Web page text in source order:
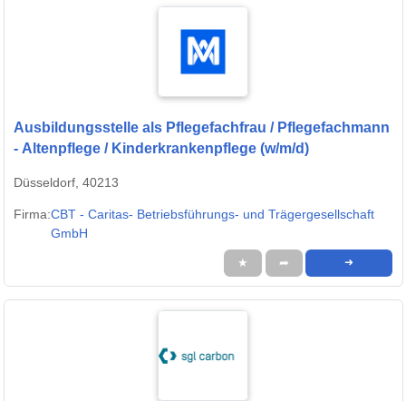
Ausbildungsstelle als Pflegefachfrau / Pflegefachmann
- Altenpflege / Kinderkrankenpflege (w/m/d)
Düsseldorf, 40213
Firma:CBT - Caritas- Betriebsführungs- und Trägergesellschaft
GmbH
★ ➦ ➜